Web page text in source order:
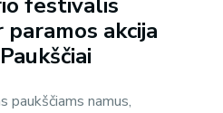
paramos akcija
paukščiams namus,